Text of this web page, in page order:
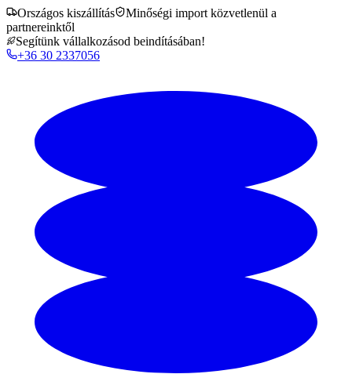
Országos kiszállítás
Minőségi import közvetlenül a
partnereinktől
Segítünk vállalkozásod beindításában!
+36 30 2337056